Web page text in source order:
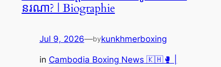
នរណា? | Biographie
Jul 9, 2026—bykunkhmerboxing
in Cambodia Boxing News 🇰🇭🥊 |